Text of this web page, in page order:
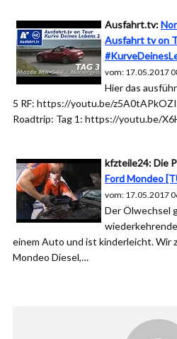
Ausfahrt.tv:
Ausfahrt tv on
vom: 17.05.2017
Hier das
5 RF: https://youtu.be/
Roadtrip: Tag 1: https://youtu.be/
kfzteile24: Die
Ford Mondeo
vom: 17.05.2017
Der Ölwechsel
einem Auto und ist kinderleicht. Wir
Mondeo Diesel,…